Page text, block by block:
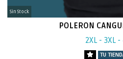
Sin Stock
POLERON
2XL - 3XL -
TU